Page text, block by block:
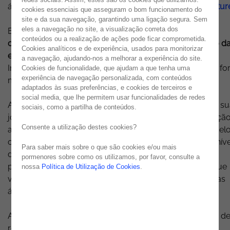
áreas –Cloud & Security and IT Operations &
Esta decisão é, assim,o culminar de um caminho de
crescimento sólido, de especialização e de capacitação
equipae da unidade, anteriormente denominada de
Infrastructure Solutions, permitindo apresentar, de uma
mais clara, a expertise da Noesis ao mercado.
A crescente necessidade e aposta das organizações na
jornada para a Cloud, como forma de incorporar
agilidade, de modelos financeiros otimizados, e de
operacionais mais eficientes, trouxe novos desafios ao
da Cibersegurança, ambos acelerados pelo contexto
pandémico e pela generalização do trabalho remoto, que
vieram tornar ainda mais relevante a oferta da Noesis nas
áreas de Cloud & Security.
Alicerçada em parcerias estratégicas com tecnológicas de
cookies essenciais que asseguram o bom funcionamento do
site e da sua navegação, garantindo uma ligação segura. Sem
eles a navegação no site, a visualização correta dos
conteúdos ou a realização de ações pode ficar comprometida.
Cookies analíticos e de experiência, usados para monitorizar
a navegação, ajudando-nos a melhorar a experiência do site.
Cookies de funcionalidade, que ajudam a que tenha uma
experiência de navegação personalizada, com conteúdos
adaptados às suas preferências, e cookies de terceiros e
social media, que lhe permitem usar funcionalidades de redes
sociais, como a partilha de conteúdos.
Consente a utilização destes cookies?
Para saber mais sobre o que são cookies e/ou mais
pormenores sobre como os utilizamos, por favor, consulte a
nossa Política de Utilização de Cookies